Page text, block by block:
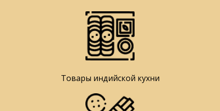
Товары индийской кухни